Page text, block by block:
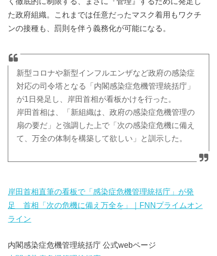
た政府組織。これまでは任意だったマスク着用もワクチ
ンの接種も、罰則を伴う義務化が可能になる。
新型コロナや新型インフルエンザなど政府の感染症
対応の司令塔となる「内閣感染症危機管理統括庁」
が1日発足し、岸田首相が看板かけを行った。
岸田首相は、「新組織は、政府の感染症危機管理の
扇の要だ」と強調した上で「次の感染症危機に備え
て、万全の体制を構築して欲しい」と訓示した。
岸田首相直筆の看板で「感染症危機管理統括庁」が発
足 首相「次の危機に備え万全を」｜FNNプライムオン
ライン
内閣感染症危機管理統括庁 公式webページ